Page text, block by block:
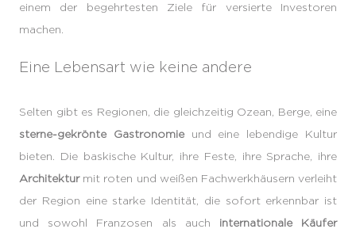
einem der begehrtesten Ziele für versierte Investoren
machen.
Eine Lebensart wie keine andere
Selten gibt es Regionen, die gleichzeitig Ozean, Berge, eine
sterne-gekrönte Gastronomieund eine lebendige Kultur
bieten. Die baskische Kultur, ihre Feste, ihre Sprache, ihre
Architekturmit roten und weißen Fachwerkhäusern verleiht
der Region eine starke Identität, die sofort erkennbar ist
und sowohl Franzosen als auch internationale Käufer